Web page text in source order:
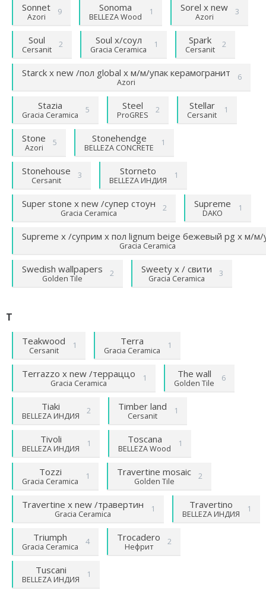
Sonnet
Azori
9 Sonoma
BELLEZA Wood
1 Sorel х new
Azori
3
Soul
Cersanit
2 Soul х/соул
Gracia Ceramica
1 Spark
Cersanit
2
Starck х new /пол global х м/м/упак керамогранит
Azori
6
Stazia
Gracia Ceramica
5 Steel
ProGRES
2 Stellar
Cersanit
1
Stone
Azori
5 Stonehendge
BELLEZA CONCRETE
1
Stonehouse
Cersanit
3 Storneto
BELLEZA ИНДИЯ
1
Super stone х new /супер стоун
Gracia Ceramica
2 Supreme
DAKO
1
Supreme х /суприм х пол lignum beige бежевый pg х м/м/
Gracia Ceramica
Swedish wallpapers
Golden Tile
2 Sweety х / свити
Gracia Ceramica
3
T
Teakwood
Cersanit
1 Terra
Gracia Ceramica
1
Terrazzo х new /терраццо
Gracia Ceramica
1 The wall
Golden Tile
6
Tiaki
BELLEZA ИНДИЯ
2 Timber land
Cersanit
1
Tivoli
BELLEZA ИНДИЯ
1 Toscana
BELLEZA Wood
1
Tozzi
Gracia Ceramica
1 Travertine mosaic
Golden Tile
2
Travertine х new /травертин
Gracia Ceramica
1 Travertino
BELLEZA ИНДИЯ
1
Triumph
Gracia Ceramica
4 Trocadero
Нефрит
2
Tuscani
BELLEZA ИНДИЯ
1